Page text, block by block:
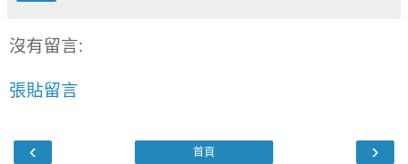
沒有留言:
張貼留言
‹ ›
首頁